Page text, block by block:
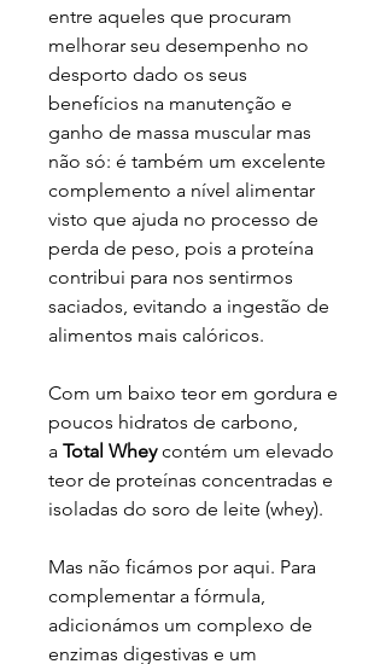
entre aqueles que procuram
melhorar seu desempenho no
desporto dado os seus
benefícios na manutenção e
ganho de massa muscular mas
não só: é também um excelente
complemento a nível alimentar
visto que ajuda no processo de
perda de peso, pois a proteína
contribui para nos sentirmos
saciados, evitando a ingestão de
alimentos mais calóricos.
Com um baixo teor em gordura e
poucos hidratos de carbono,
a Total Wheycontém um elevado
teor de proteínas concentradas e
isoladas do soro de leite (whey).
Mas não ficámos por aqui. Para
complementar a fórmula,
adicionámos um complexo de
enzimas digestivas e um